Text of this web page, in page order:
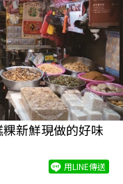
新鮮現做的好味
用LINE傳送